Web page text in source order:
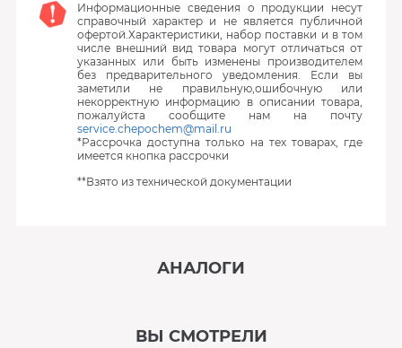
Информационные сведения о продукции несут
справочный характер и не является публичной
офертой.Характеристики, набор поставки и в том
числе внешний вид товара могут отличаться от
указанных или быть изменены производителем
без предварительного уведомления. Если вы
заметили не правильную,ошибочную или
некорректную информацию в описании товара,
пожалуйста сообщите нам на почту
service.chepochem@mail.ru
*Рассрочка доступна только на тех товарах, где
имеется кнопка рассрочки
**Взято из технической документации
АНАЛОГИ
ВЫ СМОТРЕЛИ